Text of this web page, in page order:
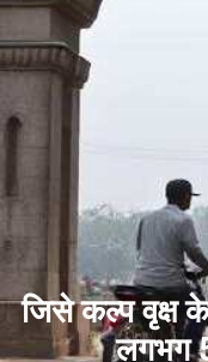
जिसे कल्प वृक्ष के
लगभग